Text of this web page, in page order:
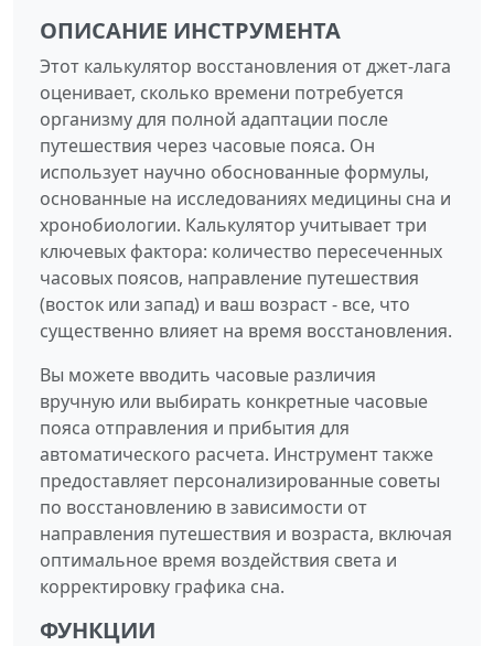
ОПИСАНИЕ ИНСТРУМЕНТА
Этот калькулятор восстановления от джет-лага
оценивает, сколько времени потребуется
организму для полной адаптации после
путешествия через часовые пояса. Он
использует научно обоснованные формулы,
основанные на исследованиях медицины сна и
хронобиологии. Калькулятор учитывает три
ключевых фактора: количество пересеченных
часовых поясов, направление путешествия
(восток или запад) и ваш возраст - все, что
существенно влияет на время восстановления.
Вы можете вводить часовые различия
вручную или выбирать конкретные часовые
пояса отправления и прибытия для
автоматического расчета. Инструмент также
предоставляет персонализированные советы
по восстановлению в зависимости от
направления путешествия и возраста, включая
оптимальное время воздействия света и
корректировку графика сна.
ФУНКЦИИ